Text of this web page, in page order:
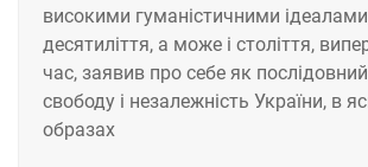
високими гуманістичними ідеалами,
десятиліття, а може і століття,
час, заявив про себе як
свободу і незалежність України, в
образах